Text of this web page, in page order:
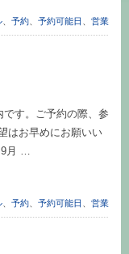
予約 予約可能日 営業
す。ご予約の際、参
はお早めにお願いい
9月 …
、 予約、 予約可能日 、 営業